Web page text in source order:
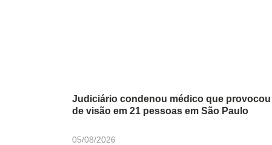
Judiciário condenou médico que
de visão em 21 pessoas em São Paulo
05/08/2026